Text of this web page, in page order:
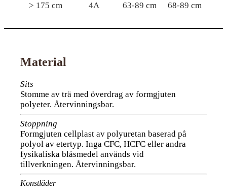
> 175 cm
4A 63-89 cm 68-89 cm
Material
Sits
Stomme av trä med överdrag av formgjuten
polyeter. Återvinningsbar.
Stoppning
Formgjuten cellplast av polyuretan baserad på
polyol av etertyp. Inga CFC, HCFC eller andra
fysikaliska blåsmedel används vid
tillverkningen. Återvinningsbar.
Konstläder